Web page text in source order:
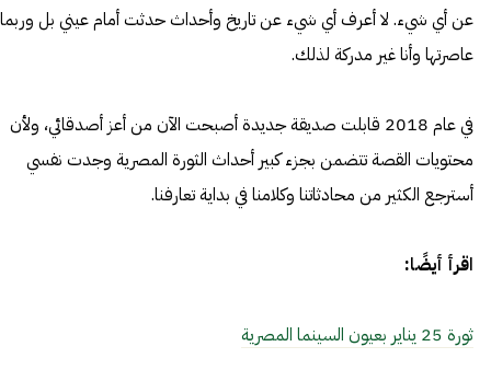
عن أي شيء. لا أعرف أي شيء عن تاريخ وأحداث حدثت أمام عيني بل وربما
عاصرتها وأنا غير مدركة لذلك.
في عام 2018 قابلت صديقة جديدة أصبحت الآن من أعز أصدقائي، ولأن
محتويات القصة تتضمن بجزء كبير أحداث الثورة المصرية وجدت نفسي
أسترجع الكثير من محادثاتنا وكلامنا في بداية تعارفنا.
اقرأ أيضًا:
ثورة 25 يناير بعيون السينما المصرية